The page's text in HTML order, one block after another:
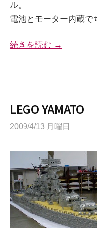
ル。
電池とモーター内蔵で
続きを読む →
LEGO YAMATO
2009/4/13 月曜日